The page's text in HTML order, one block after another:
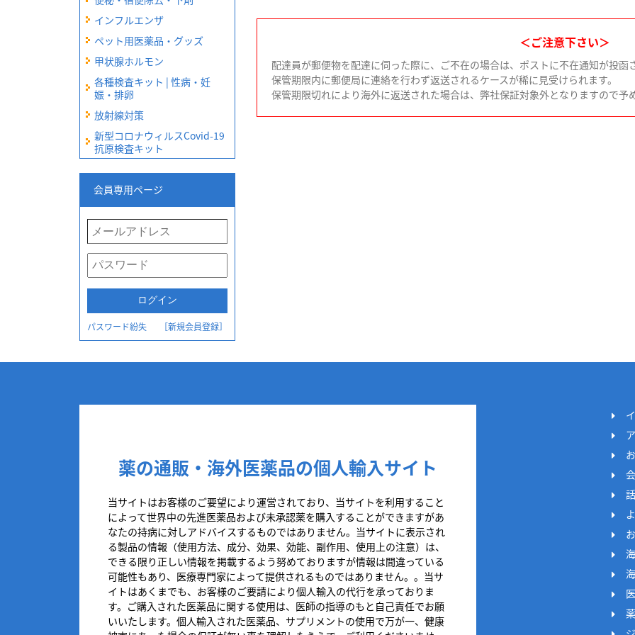
インフルエンザ
ペット用医薬品・グッズ
甲状腺ホルモン
各種検査キット | 性病・妊
娠・排卵
放射線対策
新型コロナウィルスCovid-19
抗原検査キット
会員専用ページ
パスワード紛失 ［新規会員登録］
＜ご注意下さい＞
配達員が郵便物を配達に伺った際に、ご不在の場合は、ポストに不在通知が投函
保管期限内に郵便局に連絡を行わず返送されるケースが稀に見受けられます。
保管期限切れにより海外に返送された場合は、弊社保証対象外となりますので予
薬の通販・海外医薬品の個人輸入サイト
当サイトはお客様のご要望により運営されており、当サイトを利用すること
によって世界中の先進医薬品および未承認薬を購入することができますがあ
なたの持病に対しアドバイスするものではありません。当サイトに表示され
る製品の情報（使用方法、成分、効果、効能、副作用、使用上の注意）は、
できる限り正しい情報を掲載するよう努めておりますが情報は間違っている
可能性もあり、医療専門家によって提供されるものではありません。。当サ
イトはあくまでも、お客様のご要請により個人輸入の代行を承っておりま
す。ご購入された医薬品に関する使用は、医師の指導のもと自己責任でお願
いいたします。個人輸入された医薬品、サプリメントの使用で万が一、健康